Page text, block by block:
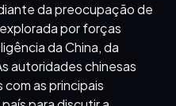
da preocupação de
por forças
da China, da
autoridades chinesas
com as principais